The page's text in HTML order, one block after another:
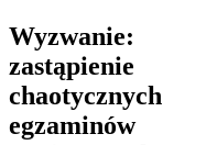
Wyzwanie:
zastąpienie
chaotycznych
egzaminów